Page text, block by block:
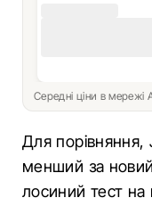
Середні ціни в
Для
менший за
лосиний тест на